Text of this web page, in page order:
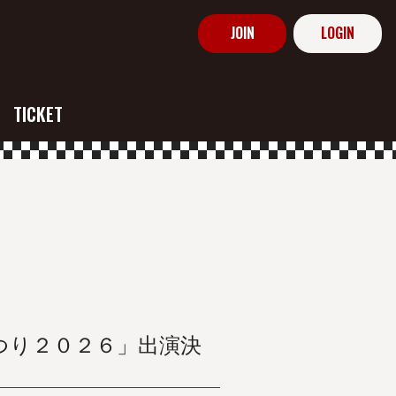
TICKET
JOIN LOGIN
り２０２６」出演決